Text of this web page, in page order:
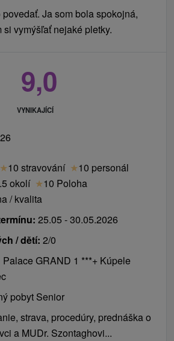
povedať. Ja som bola spokojná,
si vymýšľať nejaké pletky.
9,0
VYNIKAJÍCÍ
★10 stravování ★10 personál
okolí ★10 Poloha
/ kvalita
25.05 - 30.05.2026
/ dětí: 2/0
Palace GRAND 1 ***+ Kúpele
pobyt Senior
strava, procedúry, prednáška o
a MUDr. Szontaghovi...